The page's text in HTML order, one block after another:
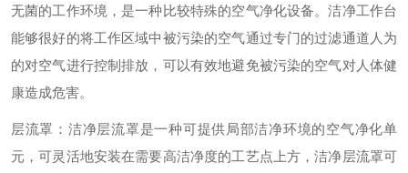
无菌的工作环境，是一种比较特殊的空气净化设备。洁净工作台
能够很好的将工作区域中被污染的空气通过专门的过滤通道人为
的对空气进行控制排放，可以有效地避免被污染的空气对人体健
康造成危害。
层流罩：洁净层流罩是一种可提供局部洁净环境的空气净化单
元，可灵活地安装在需要高洁净度的工艺点上方，洁净层流罩可